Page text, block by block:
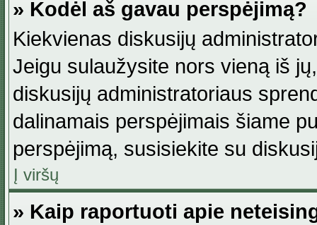
» Kodėl aš gavau perspėjimą?
Kiekvienas diskusijų
Jeigu sulaužysite nors vieną iš
diskusijų administratoriaus
dalinamais perspėjimais šiame
perspėjimą, susisiekite su
Į viršų
» Kaip raportuoti apie